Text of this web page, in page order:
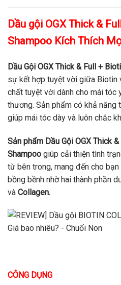
Dầu gội OGX Thick &
Shampoo Kích Thích
Dầu Gội OGX Thick & Full +
sự kết hợp tuyệt vời giữa Biotin
chất tuyệt vời dành cho mái tóc
thương. Sản phẩm có khả
giúp mái tóc dày và luôn chắc
Sản phẩm Dầu Gội OGX Thick
Shampoo giúp cải thiện tình
từ bên trong, mang đến cho
bồng bềnh nhờ hai thành phần
và Collagen.
CÔNG DỤNG